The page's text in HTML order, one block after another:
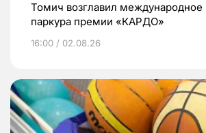
Томич возглавил международное
паркура премии «КАРДО»
16:00 / 02.08.26